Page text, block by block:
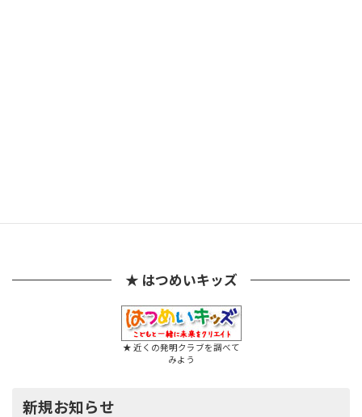
★ はつめいキッズ
★ 近くの発明クラブを調べて
みよう
新規お知らせ